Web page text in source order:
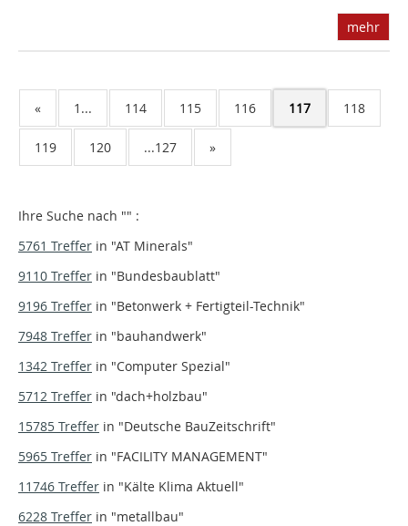
mehr
« 1... 114 115 116 117 118
119 120 ...127 »
Ihre Suche nach "" :
5761 Treffer in "AT Minerals"
9110 Treffer in "Bundesbaublatt"
9196 Treffer in "Betonwerk + Fertigteil-Technik"
7948 Treffer in "bauhandwerk"
1342 Treffer in "Computer Spezial"
5712 Treffer in "dach+holzbau"
15785 Treffer in "Deutsche BauZeitschrift"
5965 Treffer in "FACILITY MANAGEMENT"
11746 Treffer in "Kälte Klima Aktuell"
6228 Treffer in "metallbau"